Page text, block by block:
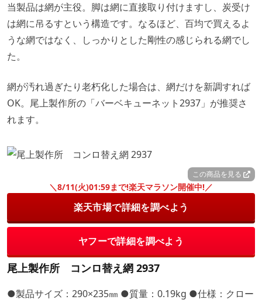
当製品は網が主役。脚は網に直接取り付けますし、炭受け
は網に吊るすという構造です。なるほど、百均で買えるよ
うな網ではなく、しっかりとした剛性の感じられる網でし
た。
網が汚れ過ぎたり老朽化した場合は、網だけを新調すれば
OK。尾上製作所の「バーベキューネット2937」が推奨さ
れます。
この商品を見る
＼8/11(火)01:59まで!楽天マラソン開催中!／
楽天市場で詳細を調べよう
ヤフーで詳細を調べよう
尾上製作所 コンロ替え網 2937
●製品サイズ：290×235㎜ ●質量：0.19kg ●仕様：クロー